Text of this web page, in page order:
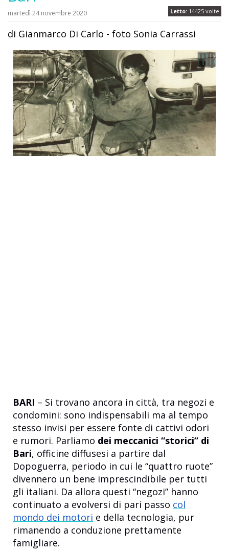
Letto: 14425 volte
martedì 24 novembre 2020
di Gianmarco Di Carlo - foto Sonia Carrassi
BARI – Si trovano ancora in città, tra negozi e
condomini: sono indispensabili ma al tempo
stesso invisi per essere fonte di cattivi odori
e rumori. Parliamo dei meccanici “storici” di
Bari, officine diffusesi a partire dal
Dopoguerra, periodo in cui le “quattro ruote”
divennero un bene imprescindibile per tutti
gli italiani. Da allora questi “negozi” hanno
continuato a evolversi di pari passo col
mondo dei motori e della tecnologia, pur
rimanendo a conduzione prettamente
famigliare.